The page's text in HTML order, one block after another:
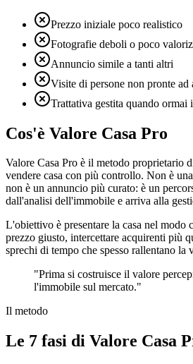
Prezzo iniziale poco realistico
Fotografie deboli o poco
Annuncio simile a tanti altri
Visite di persone non pronte ad
Trattativa gestita quando ormai
Cos'è Valore Casa Pro
Valore Casa Pro è il metodo proprietario
vendere casa con più controllo. Non è
non è un annuncio più curato: è un
dall'analisi dell'immobile e arriva alla
L'obiettivo è presentare la casa nel modo
prezzo giusto, intercettare acquirenti più
sprechi di tempo che spesso rallentano la
"Prima si costruisce il valore
l'immobile sul mercato."
Il metodo
Le 7 fasi di Valore Casa